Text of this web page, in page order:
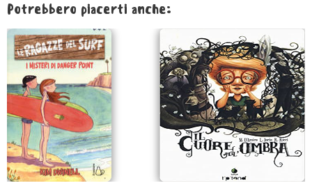
Potrebbero piacerti anche: